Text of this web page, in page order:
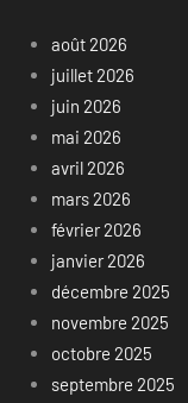
août 2026
juillet 2026
juin 2026
mai 2026
avril 2026
mars 2026
février 2026
janvier 2026
décembre 2025
novembre 2025
octobre 2025
septembre 2025